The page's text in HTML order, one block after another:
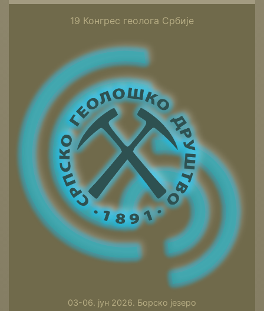
19 Конгрес геолога Србије
03-06. јун 2026. Борско језеро